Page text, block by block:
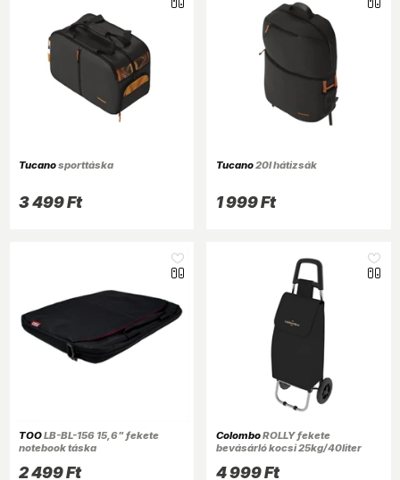
Tucanosporttáska
3 499 Ft
Tucano20l hátizsák
1 999 Ft
TOOLB-BL-156 15,6" fekete
notebook táska
2 499 Ft
ColomboROLLY fekete
bevásárló kocsi 25kg/40liter
4 999 Ft